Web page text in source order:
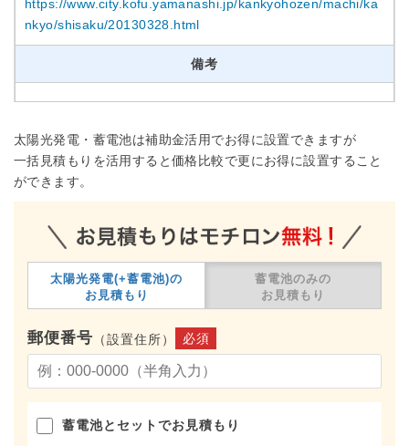
https://www.city.kofu.yamanashi.jp/kankyohozen/machi/ka
nkyo/shisaku/20130328.html
備考
太陽光発電・蓄電池は補助金活用でお得に設置できますが
一括見積もりを活用すると価格比較で更にお得に設置すること
ができます。
太陽光発電(+蓄電池)の
お見積もり
蓄電池のみの
お見積もり
郵便番号 （設置住所） 必須
蓄電池とセットでお見積もり